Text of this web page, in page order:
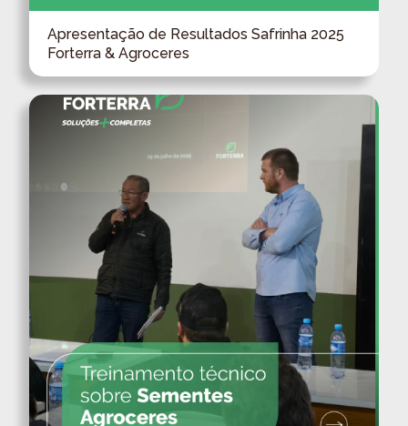
Apresentação de Resultados Safrinha 2025
Forterra & Agroceres